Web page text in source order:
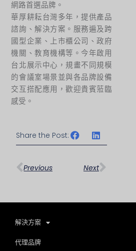
網路首選品牌。
華厚耕耘台灣多年，提供產品
諮詢、解決方案。服務遍及跨
國型企業、上市櫃公司、政府
機關、教育機構等。今年啟用
台北展示中心，規畫不同規模
的會議室場景並與各品牌設備
交互搭配應用，歡迎貴賓蒞臨
感受。
Share the Post:
上一頁
Previous Next
下一篇
解決方案
代理品牌